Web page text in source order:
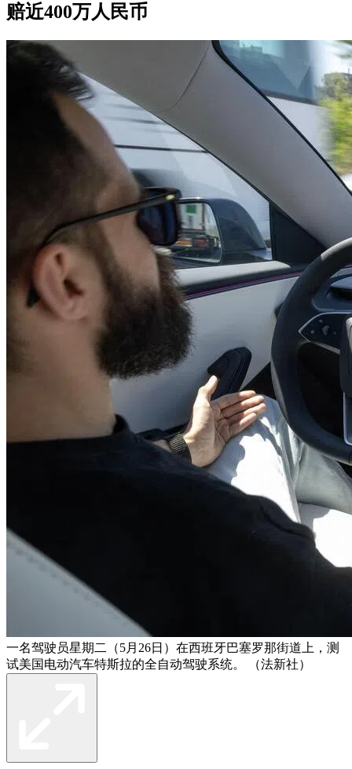
赔近400万人民币
一名驾驶员星期二（5月26日）在西班牙巴塞罗那街道上，测
试美国电动汽车特斯拉的全自动驾驶系统。 （法新社）